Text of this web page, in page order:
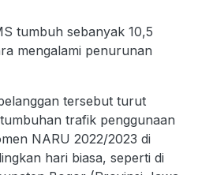
tumbuh sebanyak 10,5
mengalami penurunan
tersebut turut
trafik penggunaan
NARU 2022/2023 di
hari biasa, seperti di